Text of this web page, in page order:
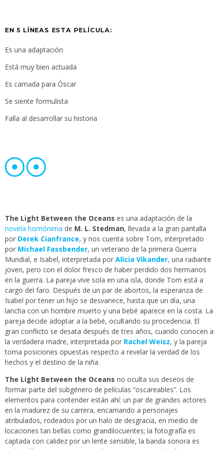
EN 5 LÍNEAS ESTA PELÍCULA:
Es una adaptación
Está muy bien actuada
Es carnada para Óscar
Se siente formulista
Falla al desarrollar su historia
The Light Between the Oceans es una adaptación de la
novela homónima de M. L. Stedman, llevada a la gran pantalla
por Derek Cianfrance, y nos cuenta sobre Tom, interpretado
por Michael Fassbender, un veterano de la primera Guerra
Mundial, e Isabel, interpretada por Alicia Vikander, una radiante
joven, pero con el dolor fresco de haber perdido dos hermanos
en la guerra. La pareja vive sola en una isla, donde Tom está a
cargo del faro. Después de un par de abortos, la esperanza de
Isabel por tener un hijo se desvanece, hasta que un día, una
lancha con un hombre muerto y una bebé aparece en la costa. La
pareja decide adoptar a la bebé, ocultando su procedencia. El
gran conflicto se desata después de tres años, cuando conocen a
la verdadera madre, interpretada por Rachel Weisz, y la pareja
toma posiciones opuestas respecto a revelar la verdad de los
hechos y el destino de la niña.
The Light Between the Oceans no oculta sus deseos de
formar parte del subgénero de películas “oscareables”. Los
elementos para contender están ahí: un par de grandes actores
en la madurez de su carrera, encarnando a personajes
atribulados, rodeados por un halo de desgracia, en medio de
locaciones tan bellas como grandilocuentes; la fotografía es
captada con calidez por un lente sensible, la banda sonora es